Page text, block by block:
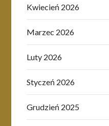
Kwiecień 2026
Marzec 2026
Luty 2026
Styczeń 2026
Grudzień 2025